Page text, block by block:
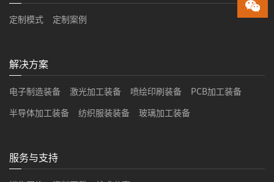
定制模式 定制案例
解决方案
电子制造装备 激光加工装备 喷绘印刷装备
PCB加工装备
半导体加工装备
纺织服装装备 玻璃加工装备
服务与支持